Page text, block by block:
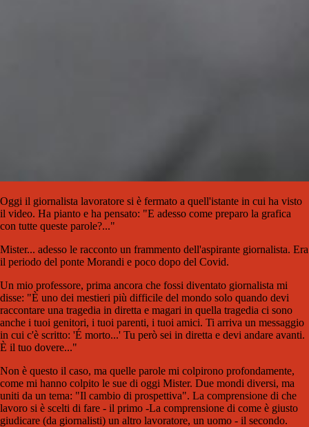
Oggi il giornalista lavoratore si è fermato a quell'istante in cui ha visto
il video. Ha pianto e ha pensato: "E adesso come preparo la grafica
con tutte queste parole?..."
Mister... adesso le racconto un frammento dell'aspirante giornalista. Era
il periodo del ponte Morandi e poco dopo del Covid.
Un mio professore, prima ancora che fossi diventato giornalista mi
disse: "È uno dei mestieri più difficile del mondo solo quando devi
raccontare una tragedia in diretta e magari in quella tragedia ci sono
anche i tuoi genitori, i tuoi parenti, i tuoi amici. Ti arriva un messaggio
in cui c'è scritto: 'É morto...' Tu però sei in diretta e devi andare avanti.
È il tuo dovere..."
Non è questo il caso, ma quelle parole mi colpirono profondamente,
come mi hanno colpito le sue di oggi Mister. Due mondi diversi, ma
uniti da un tema: "Il cambio di prospettiva". La comprensione di che
lavoro si è scelti di fare - il primo -La comprensione di come è giusto
giudicare (da giornalisti) un altro lavoratore, un uomo - il secondo.